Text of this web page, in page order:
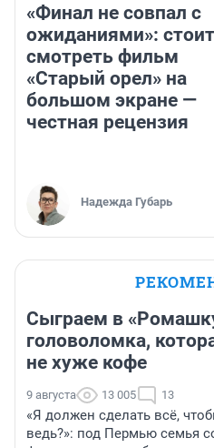
«Финал не совпал с
ожиданиями»:
смотреть фильм
«Старый орел» на
большом экране —
честная рецензия
Надежда Губарь
Сыграем в
головоломка,
не хуже кофе
9 августа 13 005 13
«Я должен сделать всё,
ведь?»: под Пермью семья